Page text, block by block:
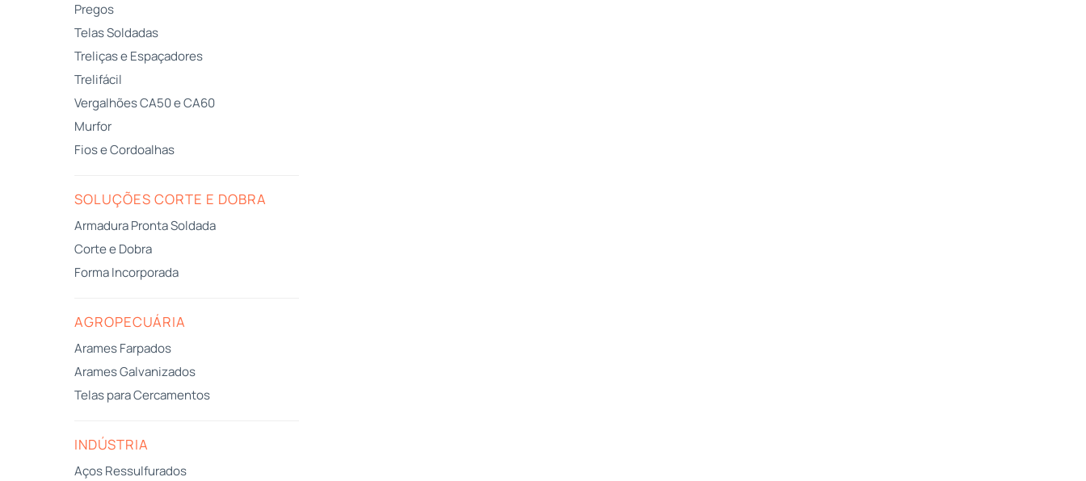
Pregos
Telas Soldadas
Treliças e Espaçadores
Trelifácil
Vergalhões CA50 e CA60
Murfor
Fios e Cordoalhas
SOLUÇÕES CORTE E DOBRA
Armadura Pronta Soldada
Corte e Dobra
Forma Incorporada
AGROPECUÁRIA
Arames Farpados
Arames Galvanizados
Telas para Cercamentos
INDÚSTRIA
Aços Ressulfurados